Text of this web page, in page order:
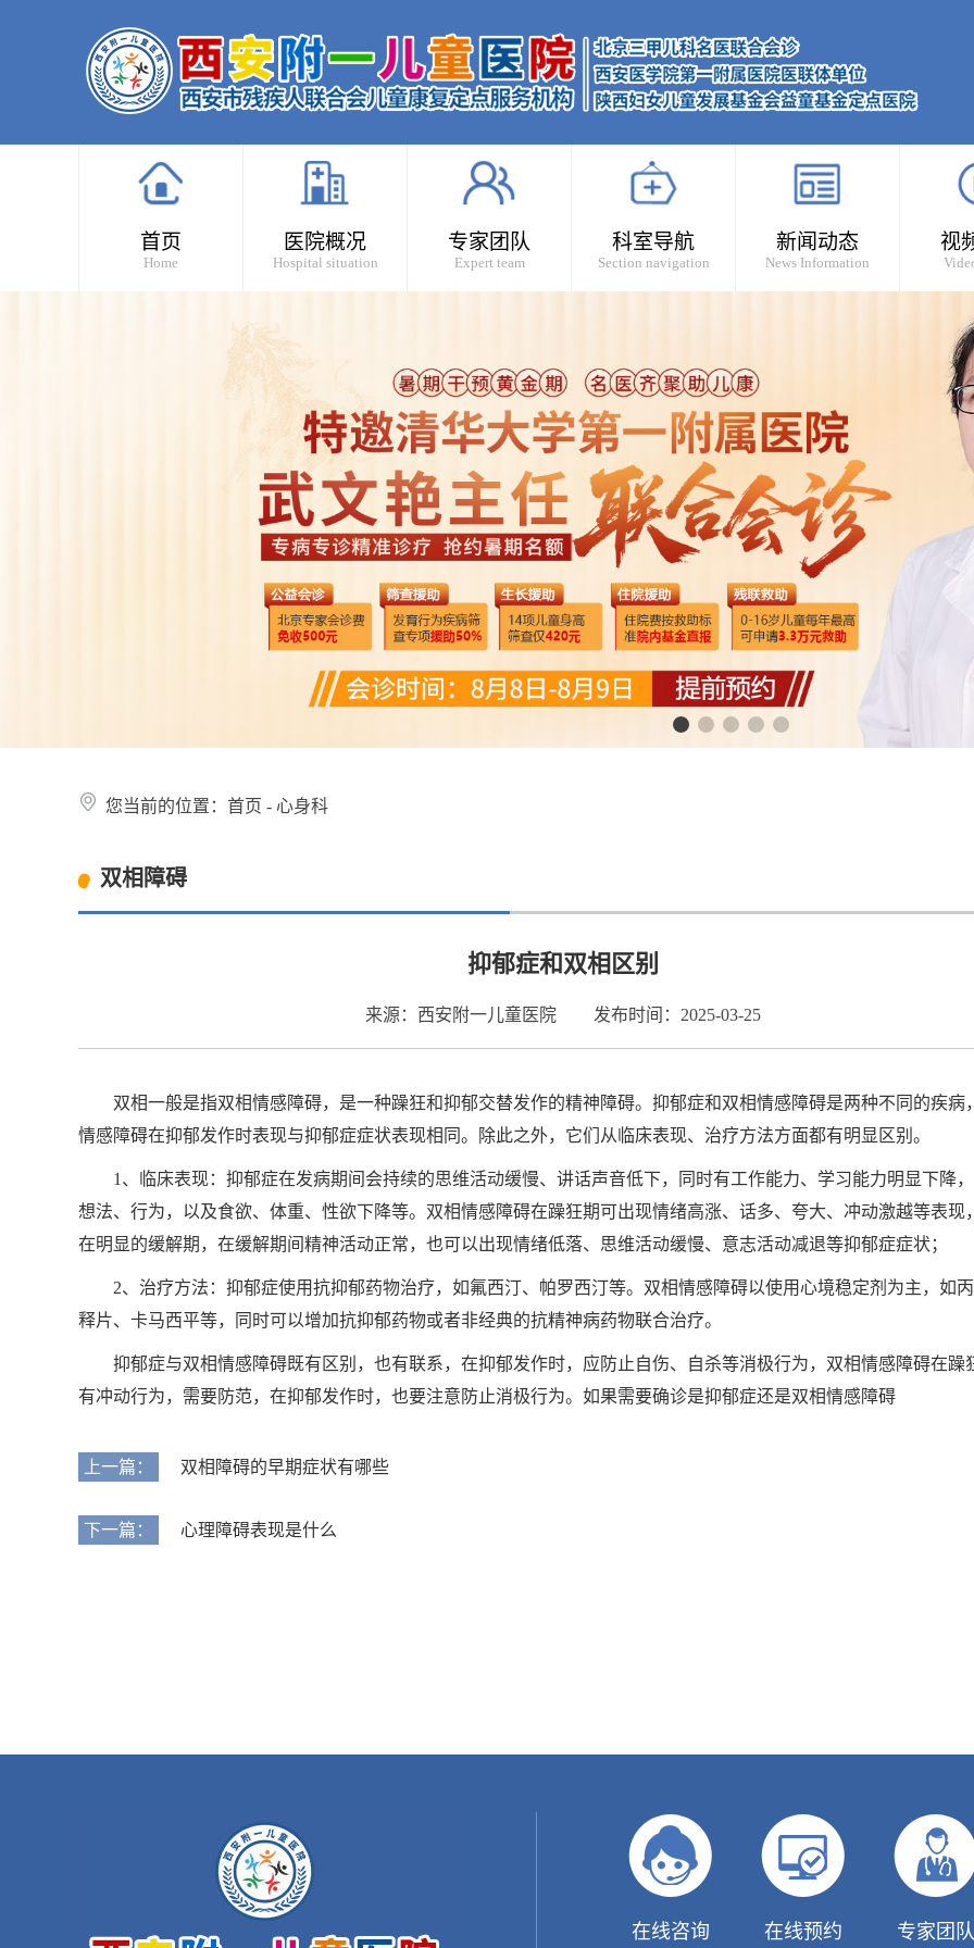
首页
Home
医院概况
Hospital situation
专家团队
Expert team
科室导航
Section navigation
新闻动态
News Information
视
您当前的位置： 首页 - 心身科
双相障碍
抑郁症和双相区别
来源：西安附一儿童医院 发布时间：2025-03-25
双相一般是指双相情感障碍，是一种躁狂和抑郁交替发作的精神障碍。抑郁症和双相情感障碍是两种不同的疾病
情感障碍在抑郁发作时表现与抑郁症症状表现相同。除此之外，它们从临床表现、治疗方法方面都有明显区别。
1、临床表现：抑郁症在发病期间会持续的思维活动缓慢、讲话声音低下，同时有工作能力、学习能力明显下降
想法、行为，以及食欲、体重、性欲下降等。双相情感障碍在躁狂期可出现情绪高涨、话多、夸大、冲动激越等表现
在明显的缓解期，在缓解期间精神活动正常，也可以出现情绪低落、思维活动缓慢、意志活动减退等抑郁症症状；
2、治疗方法：抑郁症使用抗抑郁药物治疗，如氟西汀、帕罗西汀等。双相情感障碍以使用心境稳定剂为主，如
释片、卡马西平等，同时可以增加抗抑郁药物或者非经典的抗精神病药物联合治疗。
抑郁症与双相情感障碍既有区别，也有联系，在抑郁发作时，应防止自伤、自杀等消极行为，双相情感障碍在躁
有冲动行为，需要防范，在抑郁发作时，也要注意防止消极行为。如果需要确诊是抑郁症还是双相情感障碍
上一篇： 双相障碍的早期症状有哪些
下一篇： 心理障碍表现是什么
在线咨询 在线预约 专家团队